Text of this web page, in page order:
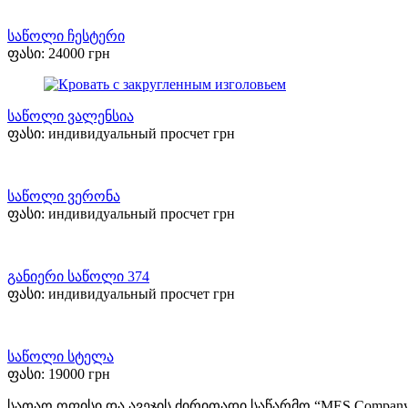
საწოლი ჩესტერი
ფასი: 24000 грн
საწოლი ვალენსია
ფასი: индивидуальный просчет грн
საწოლი ვერონა
ფასი: индивидуальный просчет грн
განიერი საწოლი 374
ფასი: индивидуальный просчет грн
საწოლი სტელა
ფასი: 19000 грн